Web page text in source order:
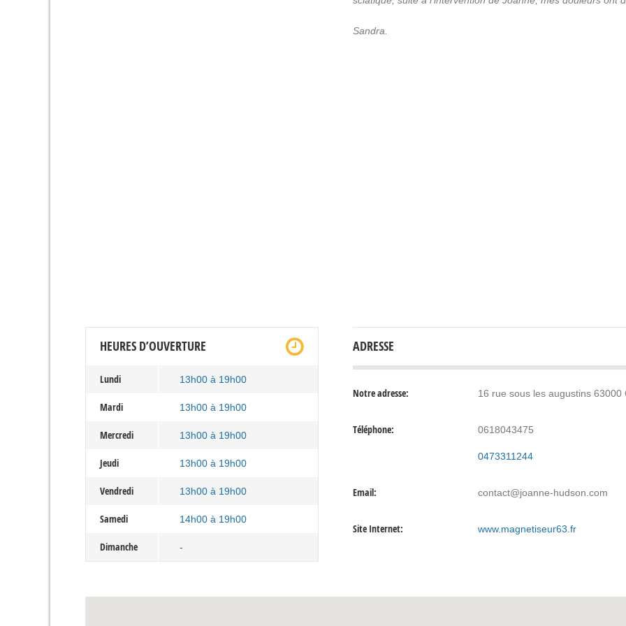
Sandra.
HEURES D’OUVERTURE
Lundi 13h00 à 19h00
Mardi 13h00 à 19h00
Mercredi 13h00 à 19h00
Jeudi 13h00 à 19h00
Vendredi 13h00 à 19h00
Samedi 14h00 à 19h00
Dimanche -
ADRESSE
Notre adresse: 16 rue sous les augustins 63000
Téléphone: 0618043475
0473311244
Email: contact@joanne-hudson.com
Site Internet: www.magnetiseur63.fr